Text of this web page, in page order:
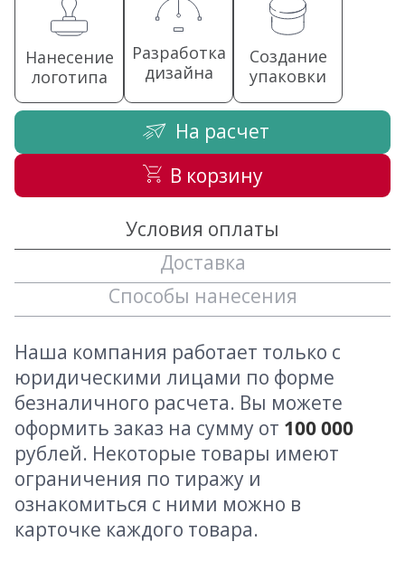
Нанесение
логотипа
Разработка
дизайна
Создание
упаковки
На расчет
В корзину
Условия оплаты
Доставка
Способы нанесения
Наша компания работает только с
юридическими лицами по форме
безналичного расчета. Вы можете
оформить заказ на сумму от 100 000
рублей. Некоторые товары имеют
ограничения по тиражу и
ознакомиться с ними можно в
карточке каждого товара.